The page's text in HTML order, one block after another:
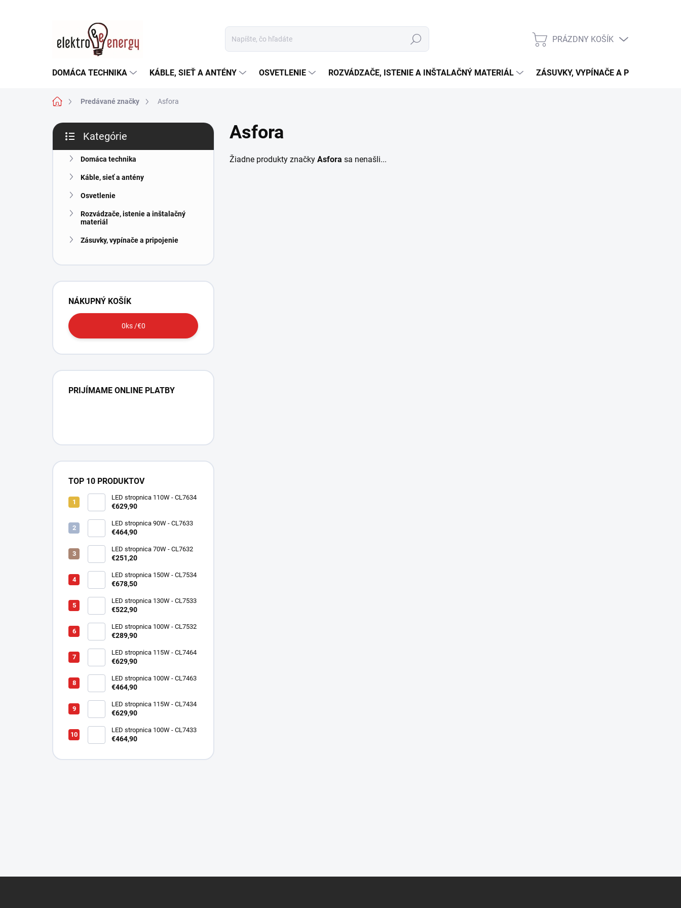
Hľadať
NÁKUPNÝ
PRÁZDNY KOŠÍK
DOMÁCA TECHNIKA KÁBLE, SIEŤ A ANTÉNY OSVETLENIE ROZVÁDZAČE, ISTENIE A INŠTALAČNÝ MATERIÁL ZÁSUVKY, VYPÍNAČE A PRIPOJENIE
DomovPredávané značky Asfora
B
č
kategórie
Kategórie
Domáca technika
Káble, sieť a antény
Osvetlenie
Rozvádzače, istenie a inštalačný
materiál
Zásuvky, vypínače a pripojenie
NÁKUPNÝ KOŠÍK
0ks /€0
PRIJÍMAME ONLINE PLATBY
TOP 10 PRODUKTOV
LED stropnica 110W - CL7634
€629,90
LED stropnica 90W - CL7633
€464,90
LED stropnica 70W - CL7632
€251,20
LED stropnica 150W - CL7534
€678,50
LED stropnica 130W - CL7533
€522,90
LED stropnica 100W - CL7532
€289,90
LED stropnica 115W - CL7464
€629,90
LED stropnica 100W - CL7463
€464,90
LED stropnica 115W - CL7434
€629,90
LED stropnica 100W - CL7433
€464,90
Asfora
Žiadne produkty značky Asfora sa nenašli...